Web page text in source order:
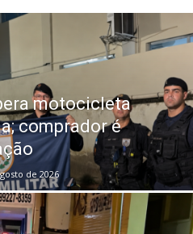
motocicleta
comprador é
de 2026